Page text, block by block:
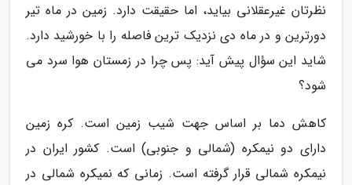
نظرتان غیرعقلانی بیاید، اما حقیقت دارد. زمین در ماه تیر
دورترین و در ماه دی نزدیک ترین فاصله را با خورشید دارد.
شاید این سؤال پیش آید: پس چرا در زمستان هوا سرد می
شود؟
کاهش دما بر اساس جهت شیب زمین است. کره زمین
دارای دو نیمکره (شمالی و جنوبی) است. کشور ایران در
نیمکره شمالی قرار گرفته است. زمانی که نمیکره شمالی در